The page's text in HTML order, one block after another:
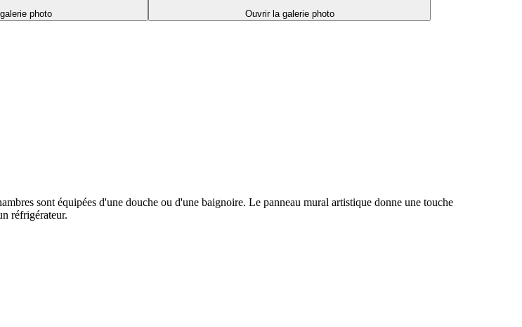
photo
Ouvrir la galerie photo
sont équipées d'une douche ou d'une baignoire. Le panneau mural artistique donne une touche
réfrigérateur.